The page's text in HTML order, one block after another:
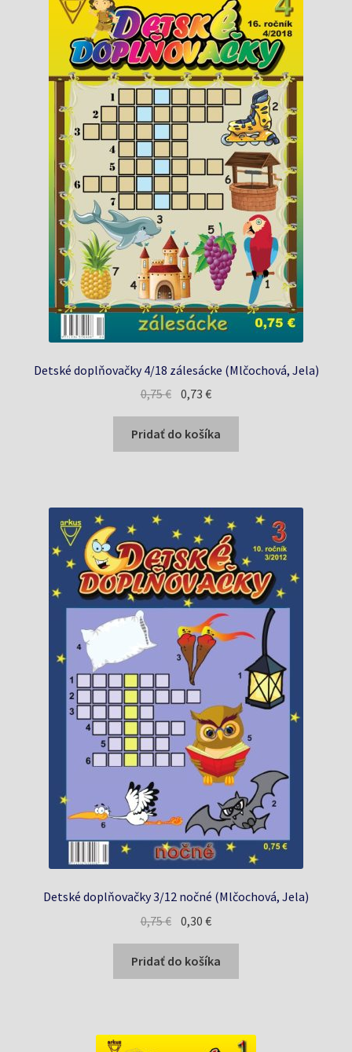
Detské doplňovačky 4/18 zálesácke (Mlčochová, Jela)
0,75€ Pôvodná
cena
bola:
0,75 €.
0,73€Aktuálna
cena
je:
0,73 €.
Pridať do košíka
Detské doplňovačky 3/12 nočné (Mlčochová, Jela)
0,75€ Pôvodná
bola:
0,75 €.
0,30€Aktuálna
je:
0,30 €.
Pridať do košíka